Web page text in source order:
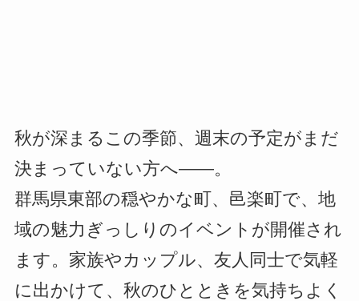
秋が深まるこの季節、週末の予定がまだ
決まっていない方へ――。
群馬県東部の穏やかな町、邑楽町で、地
域の魅力ぎっしりのイベントが開催され
ます。家族やカップル、友人同士で気軽
に出かけて、秋のひとときを気持ちよく